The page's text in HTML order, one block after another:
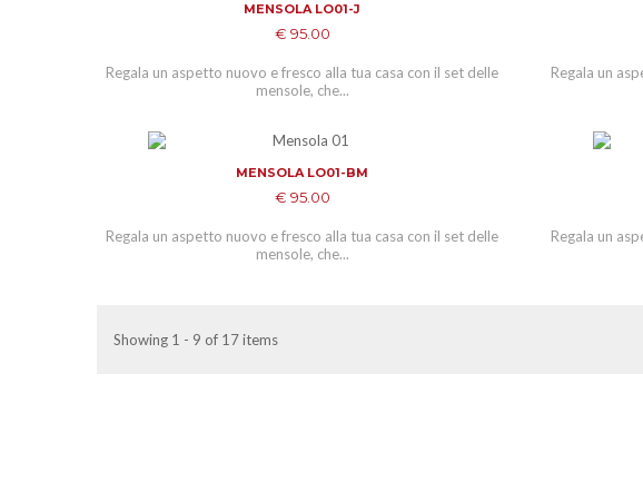
ADD TO CART
MENSOLA LO01-J
€ 95.00
Regala un aspetto nuovo e fresco alla tua casa con il set delle
mensole, che...
Regala un
ADD TO CART
MENSOLA LO01-BM
€ 95.00
Regala un aspetto nuovo e fresco alla tua casa con il set delle
mensole, che...
Regala un
Showing 1 - 9 of 17 items